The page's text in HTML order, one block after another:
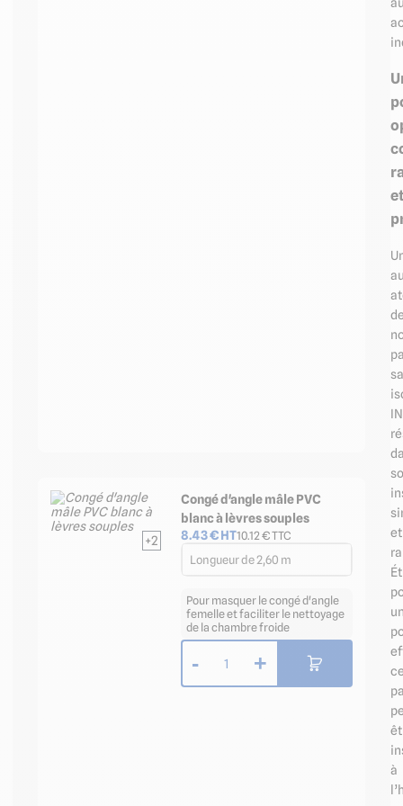
+2
Congé d'angle mâle PVC
blanc à lèvres souples
8.43€ HT10.12€ TTC
Longueur de 2,60 m
Pour masquer le congé d'angle
femelle et faciliter le nettoyage
de la chambre froide
- 1 +
et
et
à